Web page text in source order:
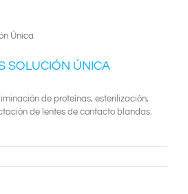
SOLUCIÓN ÚNICA
de proteínas, esterilización,
de lentes de contacto blandas.